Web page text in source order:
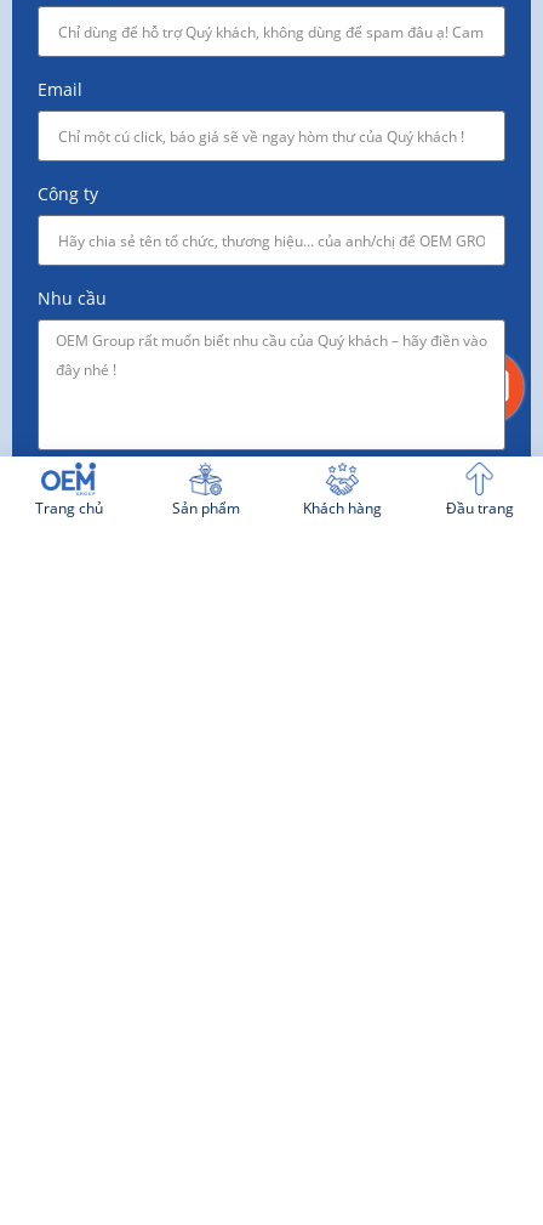
Email
Công ty
Nhu cầu
TƯ VẤN NGAY
Trang chủ Sản phẩm Khách hàng Đầu trang